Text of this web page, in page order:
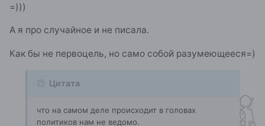
=)))
А я про случайное и не писала.
Как бы не первоцель, но само собой разумеющееся=)
Цитата
что на самом деле происходит в головах
политиков нам не ведомо.